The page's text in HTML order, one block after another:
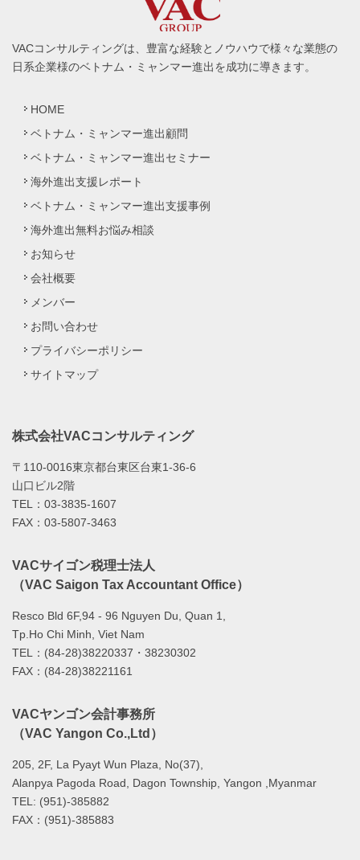
VACコンサルティングは、豊富な経験とノウハウで様々な業態の
日系企業様のベトナム・ミャンマー進出を成功に導きます。
HOME
ベトナム・ミャンマー進出顧問
ベトナム・ミャンマー進出セミナー
海外進出支援レポート
ベトナム・ミャンマー進出支援事例
海外進出無料お悩み相談
お知らせ
会社概要
メンバー
お問い合わせ
プライバシーポリシー
サイトマップ
株式会社VACコンサルティング
〒110-0016東京都台東区台東1-36-6
山口ビル2階
TEL：03-3835-1607
FAX：03-5807-3463
VACサイゴン税理士法人
（VAC Saigon Tax Accountant Office）
Resco Bld 6F,94 - 96 Nguyen Du, Quan 1,
Tp.Ho Chi Minh, Viet Nam
TEL：(84-28)38220337・38230302
FAX：(84-28)38221161
VACヤンゴン会計事務所
（VAC Yangon Co.,Ltd）
205, 2F, La Pyayt Wun Plaza, No(37),
Alanpya Pagoda Road, Dagon Township, Yangon ,Myanmar
TEL: (951)-385882
FAX：(951)-385883